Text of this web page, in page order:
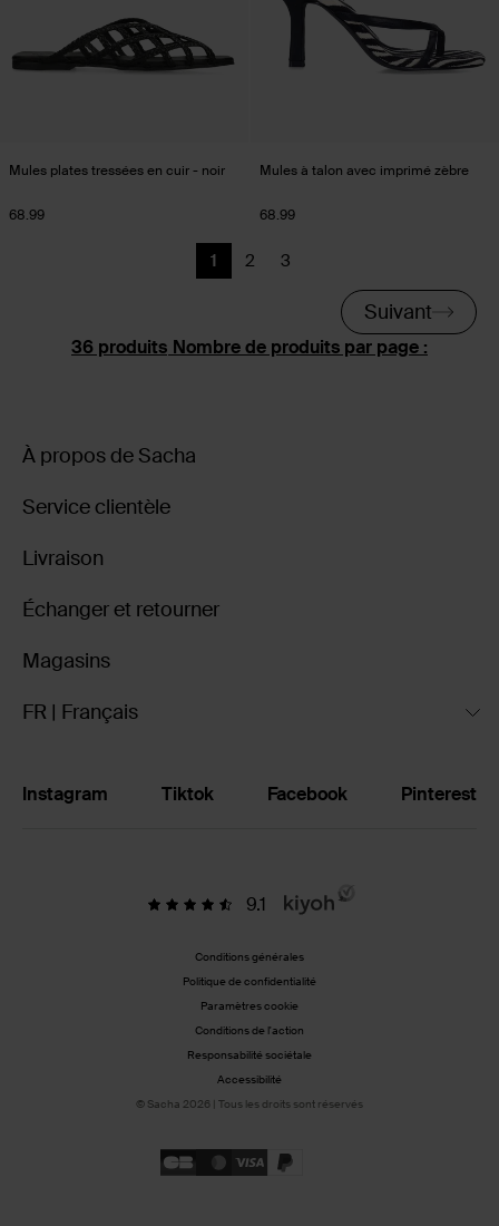
Mules plates tressées en cuir - noir
68.99
Mules à talon avec imprimé zèbre
68.99
Nombre de produits par page :
Page actuelle
1
Précédent
2
Précédent
3
Suivant
À propos de Sacha
Service clientèle
Livraison
Échanger et retourner
Magasins
FR | Français
Instagram Tiktok Facebook Pinterest
9.1
Conditions générales
Politique de confidentialité
Paramètres cookie
Conditions de l'action
Responsabilité sociétale
Accessibilité
© Sacha 2026 | Tous les droits sont réservés